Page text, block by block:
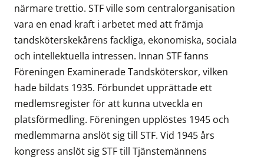
närmare trettio. STF ville som centralorganisation
vara en enad kraft i arbetet med att främja
tandsköterskekårens fackliga, ekonomiska, sociala
och intellektuella intressen. Innan STF fanns
Föreningen Examinerade Tandsköterskor, vilken
hade bildats 1935. Förbundet upprättade ett
medlemsregister för att kunna utveckla en
platsförmedling. Föreningen upplöstes 1945 och
medlemmarna anslöt sig till STF. Vid 1945 års
kongress anslöt sig STF till Tjänstemännens